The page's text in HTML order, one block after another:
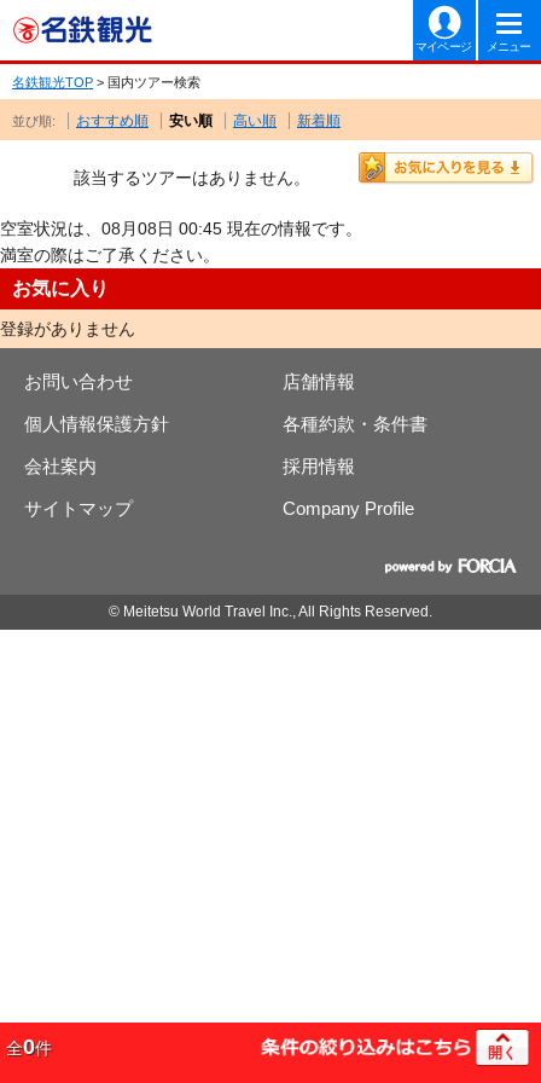
マイページ メニュー
名鉄観光TOP > 国内ツアー検索
並び順: おすすめ順 安い順 高い順 新着順
該当するツアーはありません。
空室状況は、08月08日 00:45 現在の情報です。
満室の際はご了承ください。
お気に入り
登録がありません
お問い合わせ 店舗情報
個人情報保護方針 各種約款・条件書
会社案内 採用情報
サイトマップ Company Profile
© Meitetsu World Travel Inc., All Rights Reserved.
全0件 開く